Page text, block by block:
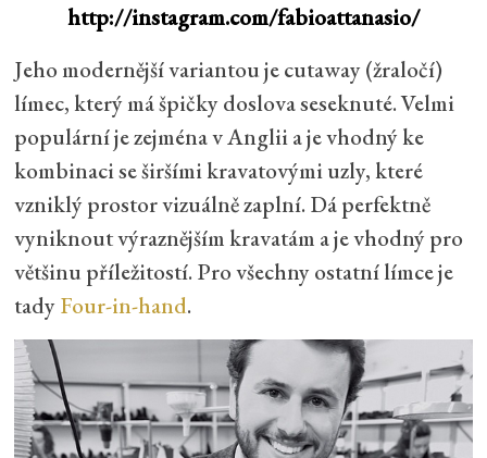
http://instagram.com/fabioattanasio/
Jeho modernější variantou je cutaway (žraločí)
límec, který má špičky doslova seseknuté. Velmi
populární je zejména v Anglii a je vhodný ke
kombinaci se širšími kravatovými uzly, které
vzniklý prostor vizuálně zaplní. Dá perfektně
vyniknout výraznějším kravatám a je vhodný pro
většinu příležitostí. Pro všechny ostatní límce je
tadyFour-in-hand.